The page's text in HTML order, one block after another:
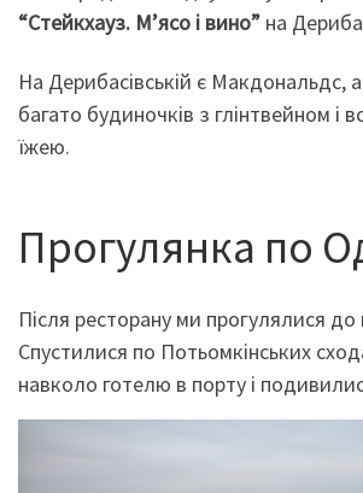
“Стейкхауз. М’ясо і вино” на
На Дерибасівській є Макдональдс,
багато будиночків з глінтвейном і
їжею.
Прогулянка по
Після ресторану ми прогулялися
Спустилися по Потьомкінських
навколо готелю в порту і